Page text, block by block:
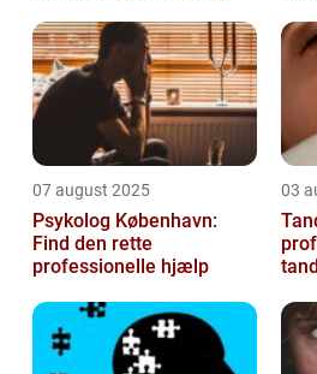
07 august 2025
Psykolog København:
Find den rette
professionelle hjælp
03